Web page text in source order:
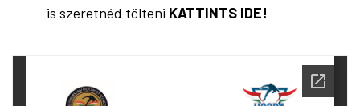
is szeretnéd tölteni KATTINTS IDE!